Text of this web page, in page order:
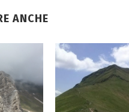
ANCHE